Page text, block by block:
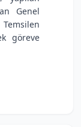
Genel
göreve